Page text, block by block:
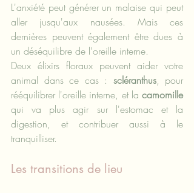
L'anxiété peut générer un malaise qui peut
aller jusqu'aux nausées. Mais ces
dernières peuvent également être dues à
un déséquilibre de l'oreille interne.
Deux élixirs floraux peuvent aider votre
animal dans ce cas : scléranthus, pour
rééquilibrer l'oreille interne, et la camomille
qui va plus agir sur l'estomac et la
digestion, et contribuer aussi à le
tranquilliser.
Les transitions de lieu